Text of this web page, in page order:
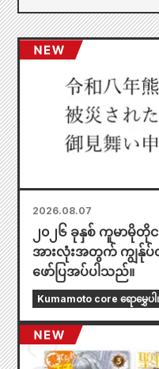
2026.08.07
၂၀၂၆ ခုနှစ် ကူမာမို
အားလုံးအတွက် ကျွန်ုပ်
ဖော်ပြအပ်ပါသည်။
Kumamoto core ရောမွှေပါ